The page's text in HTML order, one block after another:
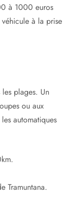
à 1000 euros
à la prise
plages. Un
ou aux
automatiques
Tramuntana.